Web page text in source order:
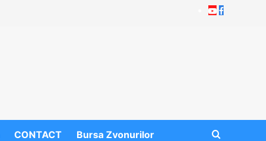
Youtube
Facebook
CONTACT Bursa Zvonurilor